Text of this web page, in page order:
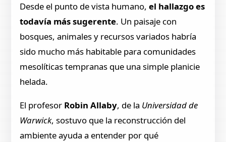
Desde el punto de vista humano, el hallazgo es
todavía más sugerente. Un paisaje con
bosques, animales y recursos variados habría
sido mucho más habitable para comunidades
mesolíticas tempranas que una simple planicie
helada.
El profesor Robin Allaby, de la Universidad de
Warwick, sostuvo que la reconstrucción del
ambiente ayuda a entender por qué